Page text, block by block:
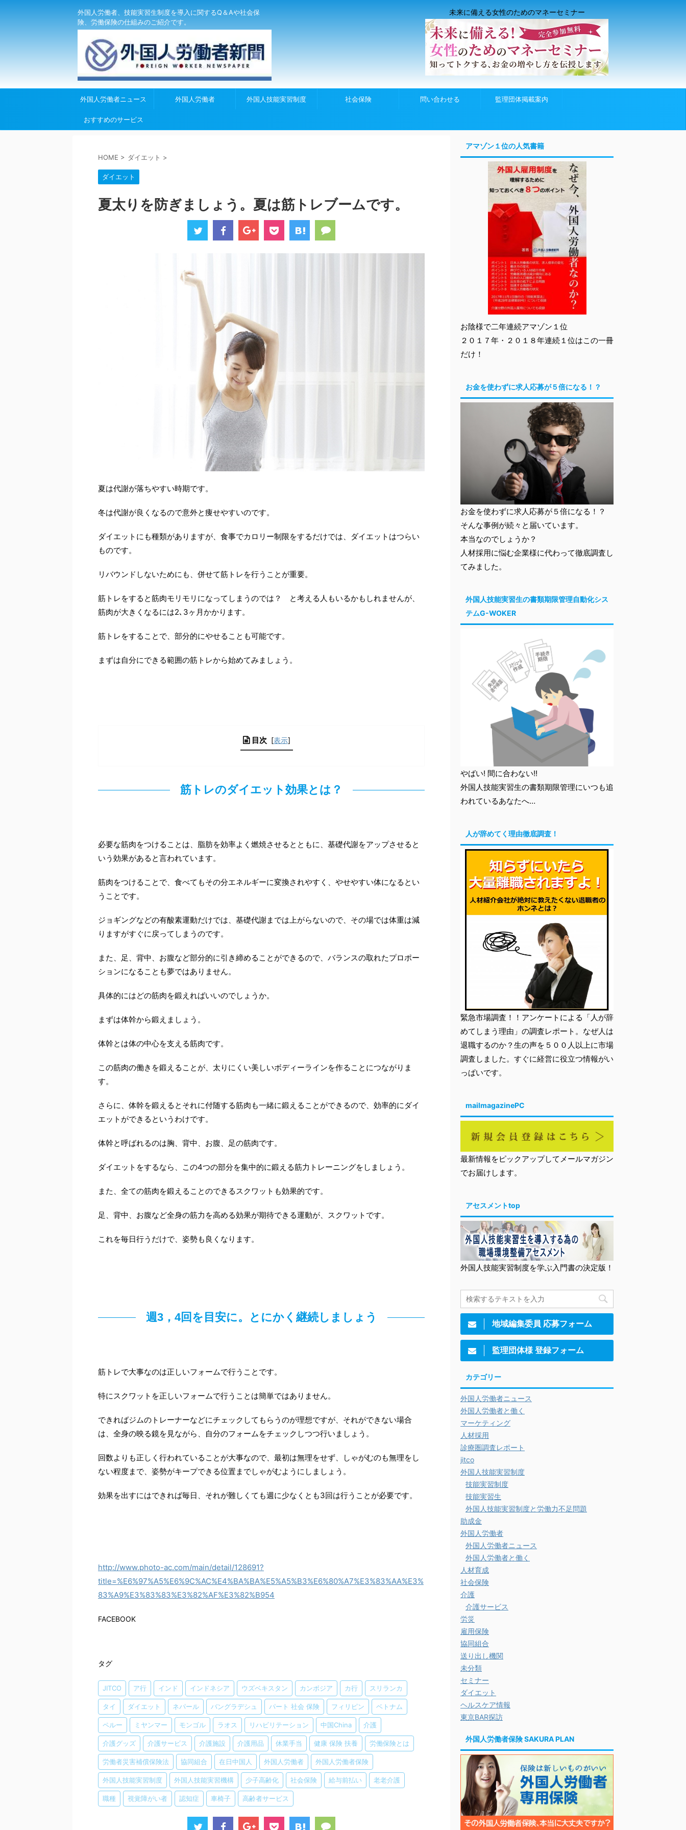
外国人労働者、技能実習生制度を導入に関するQ＆Aや社会保
険、労働保険の仕組みのご紹介です。
未来に備える女性のためのマネーセミナー
外国人労働者ニュース 外国人労働者 外国人技能実習制度 社会保険 問い合わせる 監理団体掲載案内
おすすめのサービス
HOME > ダイエット >
ダイエット
夏太りを防ぎましょう。夏は筋トレブームです。
夏は代謝が落ちやすい時期です。
冬は代謝が良くなるので意外と痩せやすいのです。
ダイエットにも種類がありますが、食事でカロリー制限をするだけでは、ダイエットはつらい
ものです。
リバウンドしないためにも、併せて筋トレを行うことが重要。
筋トレをすると筋肉モリモリになってしまうのでは？ と考える人もいるかもしれませんが、
筋肉が大きくなるには2､3ヶ月かかります。
筋トレをすることで、部分的にやせることも可能です。
まずは自分にできる範囲の筋トレから始めてみましょう。
目次 [表示]
筋トレのダイエット効果とは？
必要な筋肉をつけることは、脂肪を効率よく燃焼させるとともに、基礎代謝をアップさせると
いう効果があると言われています。
筋肉をつけることで、食べてもその分エネルギーに変換されやすく、やせやすい体になるとい
うことです。
ジョギングなどの有酸素運動だけでは、基礎代謝までは上がらないので、その場では体重は減
りますがすぐに戻ってしまうのです。
また、足、背中、お腹など部分的に引き締めることができるので、バランスの取れたプロポー
ションになることも夢ではありません。
具体的にはどの筋肉を鍛えればいいのでしょうか。
まずは体幹から鍛えましょう。
体幹とは体の中心を支える筋肉です。
この筋肉の働きを鍛えることが、太りにくい美しいボディーラインを作ることにつながりま
す。
さらに、体幹を鍛えるとそれに付随する筋肉も一緒に鍛えることができるので、効率的にダイ
エットができるというわけです。
体幹と呼ばれるのは胸、背中、お腹、足の筋肉です。
ダイエットをするなら、この4つの部分を集中的に鍛える筋力トレーニングをしましょう。
また、全ての筋肉を鍛えることのできるスクワットも効果的です。
足、背中、お腹など全身の筋力を高める効果が期待できる運動が、スクワットです。
これを毎日行うだけで、姿勢も良くなります。
週3，4回を目安に。とにかく継続しましょう
筋トレで大事なのは正しいフォームで行うことです。
特にスクワットを正しいフォームで行うことは簡単ではありません。
できればジムのトレーナーなどにチェックしてもらうのが理想ですが、それができない場合
は、全身の映る鏡を見ながら、自分のフォームをチェックしつつ行いましょう。
回数よりも正しく行われていることが大事なので、最初は無理をせず、しゃがむのも無理をし
ない程度まで、姿勢がキープできる位置までしゃがむようにしましょう。
効果を出すにはできれば毎日、それが難しくても週に少なくとも3回は行うことが必要です。
http://www.photo-ac.com/main/detail/128691?
title=%E6%97%A5%E6%9C%AC%E4%BA%BA%E5%A5%B3%E6%80%A7%E3%83%AA%E3%
83%A9%E3%83%83%E3%82%AF%E3%82%B954
FACEBOOK
タグ
JITCO ア行 インド インドネシア ウズベキスタン カンボジア カ行 スリランカ
タイ ダイエット ネパール バングラデシュ パート 社会 保険 フィリピン ベトナム
ペルー ミヤンマー モンゴル ラオス リハビリテーション 中国China 介護
介護グッズ 介護サービス 介護施設 介護用品 休業手当 健康 保険 扶養 労働保険とは
労働者災害補償保険法 協同組合 在日中国人 外国人労働者 外国人労働者保険
外国人技能実習制度 外国人技能実習機構 少子高齢化 社会保険 給与前払い 老老介護
職種 視覚障がい者 認知症 車椅子 高齢者サービス
アマゾン１位の人気書籍
お陰様で二年連続アマゾン１位
２０１７年・２０１８年連続１位はこの一冊
だけ！
お金を使わずに求人応募が５倍になる！？
お金を使わずに求人応募が５倍になる！？
そんな事例が続々と届いています。
本当なのでしょうか？
人材採用に悩む企業様に代わって徹底調査し
てみました。
外国人技能実習生の書類期限管理自動化シス
テムG-WOKER
やばい! 間に合わない!!
外国人技能実習生の書類期限管理にいつも追
われているあなたへ…
人が辞めてく理由徹底調査！
緊急市場調査！！アンケートによる「人が辞
めてしまう理由」の調査レポート。なぜ人は
退職するのか？生の声を５００人以上に市場
調査しました。すぐに経営に役立つ情報がい
っぱいです。
mailmagazinePC
最新情報をピックアップしてメールマガジン
でお届けします。
アセスメントtop
外国人技能実習制度を学ぶ入門書の決定版！
地域編集委員 応募フォーム
監理団体様 登録フォーム
カテゴリー
外国人労働者ニュース
外国人労働者と働く
マーケティング
人材採用
診療圏調査レポート
jitco
外国人技能実習制度
技能実習制度
技能実習生
外国人技能実習制度と労働力不足問題
助成金
外国人労働者
外国人労働者ニュース
外国人労働者と働く
人材育成
社会保険
介護
介護サービス
労災
雇用保険
協同組合
送り出し機関
未分類
セミナー
ダイエット
ヘルスケア情報
東京BAR探訪
外国人労働者保険 SAKURA PLAN